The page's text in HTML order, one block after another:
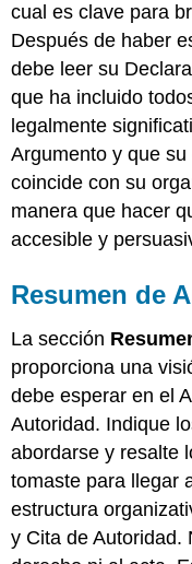
cual es clave para
Después de haber
debe leer su
que ha incluido
legalmente
Argumento y que
coincide con su
manera que hacer
accesible y
Resumen de
La sección
proporciona una
debe esperar en el
Autoridad. Indique
abordarse y resalte
tomaste para llegar
estructura
y Cita de Autoridad.